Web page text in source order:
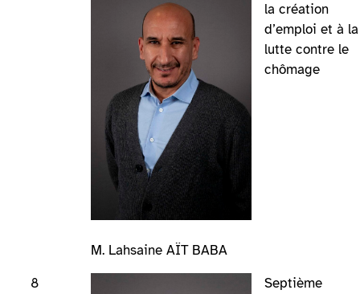
M. Lahsaine AÏT BABA
la création
d’emploi et à la
lutte contre le
chômage
8
Septième